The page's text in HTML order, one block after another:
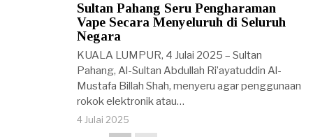
Sultan Pahang Seru Pengharaman
Vape Secara Menyeluruh di Seluruh
Negara
KUALA LUMPUR, 4 Julai 2025 – Sultan
Pahang, Al-Sultan Abdullah Ri’ayatuddin Al-
Mustafa Billah Shah, menyeru agar penggunaan
rokok elektronik atau…
4 Julai 2025